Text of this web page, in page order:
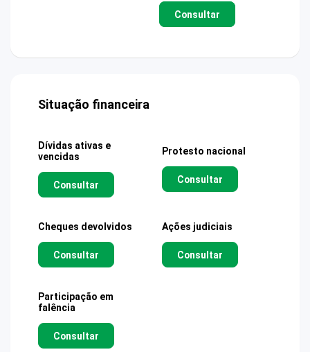
Consultar
Situação financeira
Dívidas ativas e
vencidas
Consultar
Protesto nacional
Consultar
Cheques devolvidos
Consultar
Ações judiciais
Consultar
Participação em
falência
Consultar